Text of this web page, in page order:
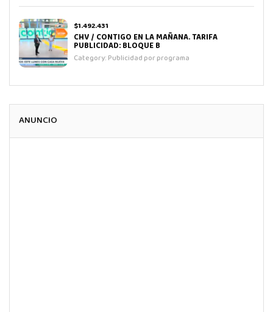
$1.492.431
CHV / CONTIGO EN LA MAÑANA. TARIFA
PUBLICIDAD: BLOQUE B
Category:Publicidad por programa
ANUNCIO